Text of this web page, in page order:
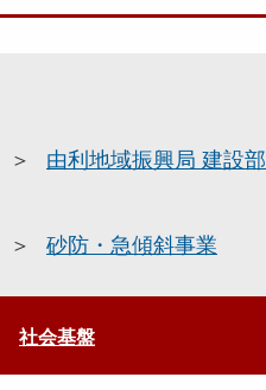
由利地域振興局 建設部
砂防・急傾斜事業
社会基盤